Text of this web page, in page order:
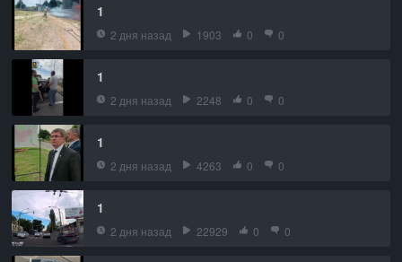
1
2 дня назад 1903 0 0
1
2 дня назад 2248 0 0
1
2 дня назад 4263 0 0
1
2 дня назад 22929 0 0